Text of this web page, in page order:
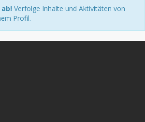
Verfolge Inhalte und Aktivitäten von
Profil.